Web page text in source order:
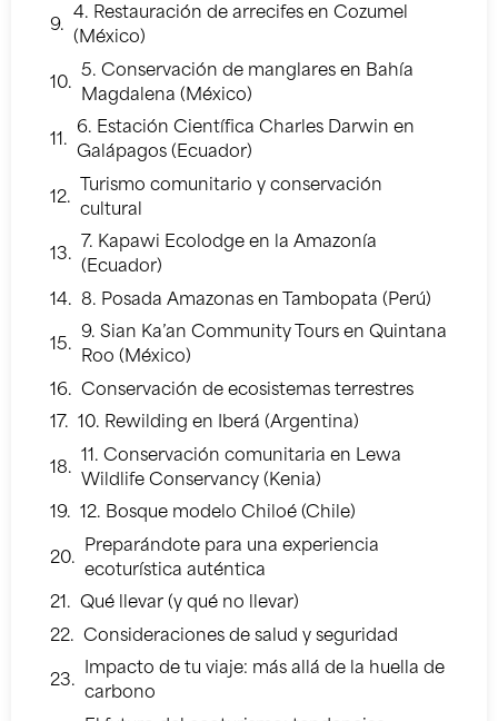
4. Restauración de arrecifes en Cozumel
(México)
5. Conservación de manglares en Bahía
Magdalena (México)
6. Estación Científica Charles Darwin en
Galápagos (Ecuador)
Turismo comunitario y conservación
cultural
7. Kapawi Ecolodge en la Amazonía
(Ecuador)
8. Posada Amazonas en Tambopata (Perú)
9. Sian Ka’an Community Tours en Quintana
Roo (México)
Conservación de ecosistemas terrestres
10. Rewilding en Iberá (Argentina)
11. Conservación comunitaria en Lewa
Wildlife Conservancy (Kenia)
12. Bosque modelo Chiloé (Chile)
Preparándote para una experiencia
ecoturística auténtica
Qué llevar (y qué no llevar)
Consideraciones de salud y seguridad
Impacto de tu viaje: más allá de la huella de
carbono